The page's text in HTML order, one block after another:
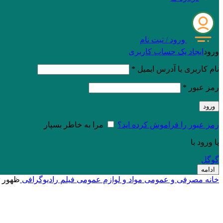
ورود / ثبت نام
ورود ایجاد یک حساب کاربری
نام کاربری یا آدرس ایمیل *
رمز عبور *
ورود
رمز عبور را فراموش کرده اید؟ مرا به خاطر بسپار
یا ورود با
گوگل
ادامه
خانه مصرفی و عمومی مواد و لوازم عمومی فیلم رادیوگرافی ظهور